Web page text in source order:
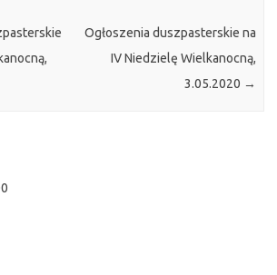
Ogłoszenia duszpasterskie na
IV Niedzielę Wielkanocną,
3.05.2020 →